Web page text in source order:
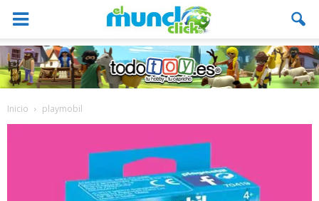
Inicio playmobil